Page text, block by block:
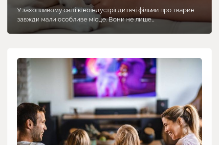
У захопливому світі кіноіндустрії дитячі фільми про тварин
завжди мали особливе місце. Вони не лише…